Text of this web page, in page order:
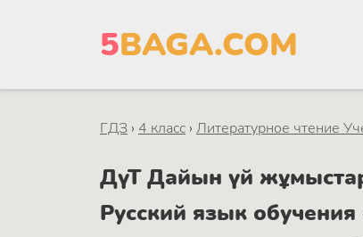
5BAGA.COM
ГДЗ › 4 класс › Литературное чтение
ДүТ Дайын үй
Русский язык